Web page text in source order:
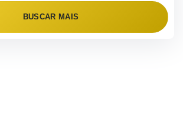
BUSCAR MAIS